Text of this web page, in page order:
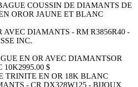
COUSSIN DE DIAMANTS DE
OROR JAUNE ET BLANC
EN OR AVEC DIAMANTSOR
10K2995.00 $